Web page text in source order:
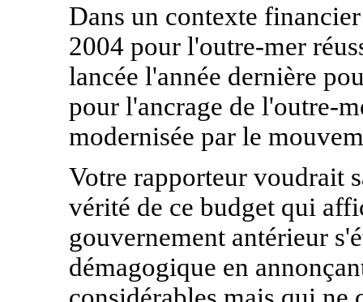
Dans un contexte
2004 pour l'outre-mer
lancée l'année dernière
pour l'ancrage de l'outre-
modernisée par le
Votre rapporteur voudrait
vérité de ce budget qui
gouvernement antérieur
démagogique en